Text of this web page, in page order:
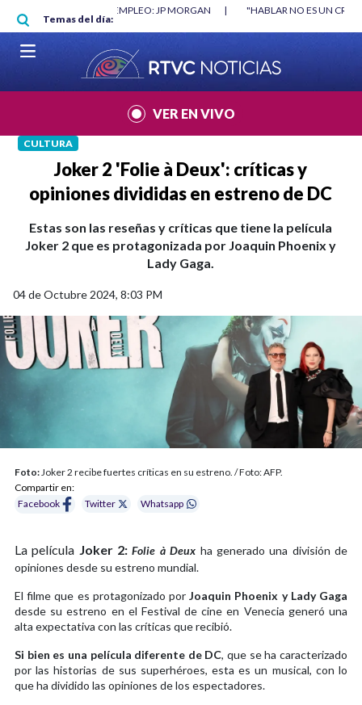
Pasar al contenido principal
Temas del día:
"HABLAR NO ES UN CRIMEN": CARTA DE BETO CORAL |
VER EN VIVO
CULTURA
Joker 2 'Folie à Deux': críticas y
opiniones divididas en estreno de DC
Estas son las reseñas y críticas que tiene la película
Joker 2 que es protagonizada por Joaquin Phoenix y
Lady Gaga.
04 de Octubre 2024, 8:03 PM
Foto: Joker 2 recibe fuertes críticas en su estreno. / Foto: AFP.
Compartir en:
Facebook
Twitter Whatsapp
La película Joker 2:Folie à Deux ha generado una división de
opiniones desde su estreno mundial.
El filme que es protagonizado porJoaquin Phoenix y Lady Gaga
desde su estreno en el Festival de cine en Venecia generó una
alta expectativa con las críticas que recibió.
Si bien es una película diferente de DC, que se ha caracterizado
por las historias de sus superhéroes, esta es un musical, con lo
que ha dividido las opiniones de los espectadores.